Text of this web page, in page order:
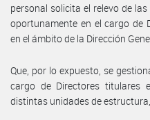
personal solicita el relevo de
oportunamente en el cargo de
en el ámbito de la Dirección
Que, por lo expuesto, se
cargo de Directores titulares
distintas unidades de